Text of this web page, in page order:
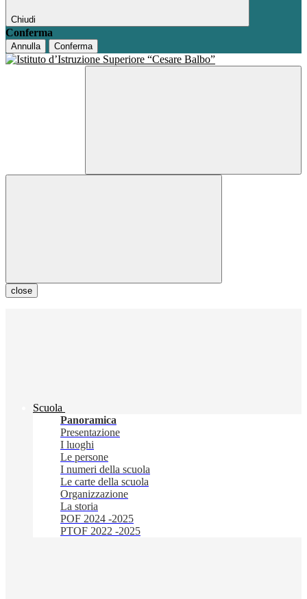
Chiudi
Conferma
Annulla Conferma
close
Scuola
Panoramica
Presentazione
I luoghi
Le persone
I numeri della scuola
Le carte della scuola
Organizzazione
La storia
POF 2024 -2025
PTOF 2022 -2025